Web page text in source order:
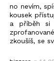
no nevím,
kousek
a příběh
zkoušíš, se